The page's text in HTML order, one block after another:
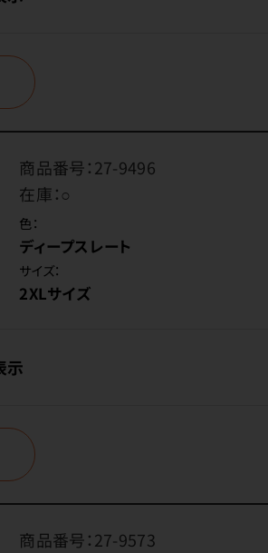
商品番号：27-9496
在庫：○
色：
ディープスレート
サイズ：
2XLサイズ
示
商品番号：27-9573